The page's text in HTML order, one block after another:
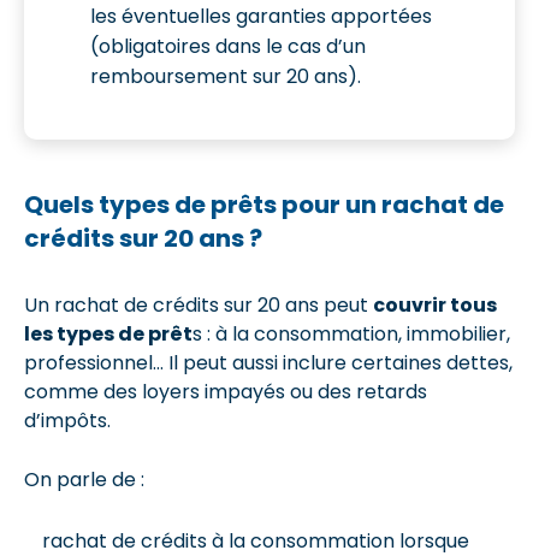
les éventuelles garanties apportées
(obligatoires dans le cas d’un
remboursement sur 20 ans).
Quels types de prêts pour un rachat de
crédits sur 20 ans ?
Un rachat de crédits sur 20 ans peut couvrir tous
les types de prêts : à la consommation, immobilier,
professionnel… Il peut aussi inclure certaines dettes,
comme des loyers impayés ou des retards
d’impôts.
On parle de :
rachat de crédits à la consommation lorsque